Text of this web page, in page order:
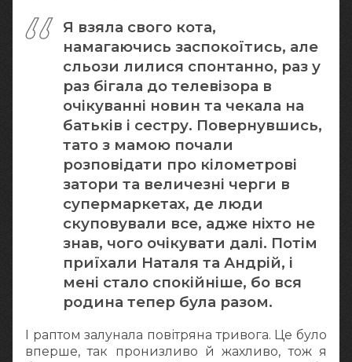
Я взяла свого кота,
намагаючись заспокоїтись, але
сльози лилися спонтанно, раз у
раз бігала до телевізора в
очікуванні новин та чекала на
батьків і сестру. Повернувшись,
тато з мамою почали
розповідати про кілометрові
затори та величезні черги в
супермаркетах, де люди
скуповували все, адже ніхто не
знав, чого очікувати далі. Потім
приїхали Наталя та Андрій, і
мені стало спокійніше, бо вся
родина тепер була разом.
І раптом залунала повітряна тривога. Це було
вперше, так пронизливо й жахливо, тож я